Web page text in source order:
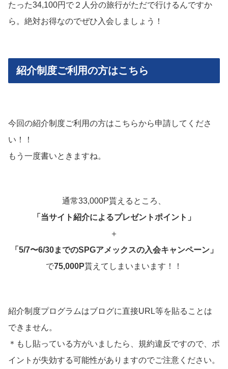
たった34,100円で２人分の旅行がただで行けるんですか
ら。絶対お得なのでぜひ入会しましょう！
紹介制度ご利用の方はこちら
今回の紹介制度ご利用の方はこちらから申請してくださ
い！！
もう一度書いときますね。
通常33,000P貰えるところ、
「当サイト紹介によるプレゼントポイント」
＋
「5/7〜6/30までのSPGアメックスの入会キャンペーン」
で75,000P貰えてしまいまいます！！
紹介制度プログラムはブログに直接URL等を貼ることは
できません。
＊もし貼っている方がいましたら、規約違反ですので、ポ
イントが失効する可能性がありますのでご注意ください。